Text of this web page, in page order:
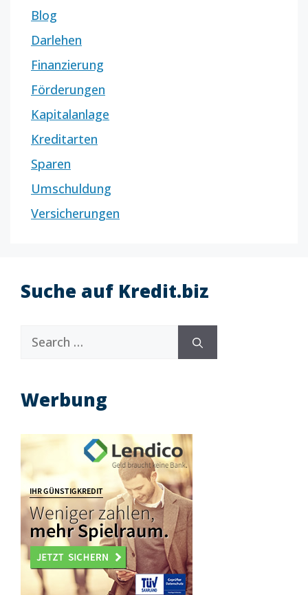
Blog
Darlehen
Finanzierung
Förderungen
Kapitalanlage
Kreditarten
Sparen
Umschuldung
Versicherungen
Suche auf Kredit.biz
Search
Werbung